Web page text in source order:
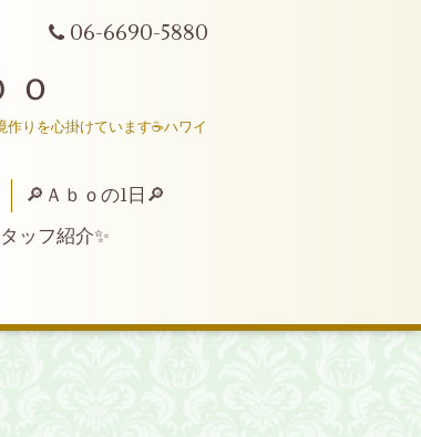
06-6690-5880
りを心掛けています☕ハワイ
🔎Ａｂｏの1日🔎
ッフ紹介✨